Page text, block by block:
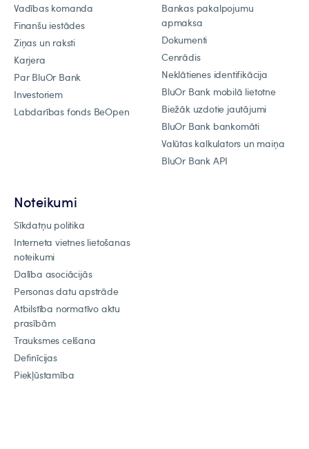
Vadības komanda
Finanšu iestādes
Ziņas un raksti
Karjera
Par BluOr Bank
Investoriem
Labdarības fonds BeOpen
Bankas pakalpojumu
apmaksa
Dokumenti
Cenrādis
Neklātienes identifikācija
BluOr Bank mobilā lietotne
Biežāk uzdotie jautājumi
BluOr Bank bankomāti
Valūtas kalkulators un maiņa
BluOr Bank API
Noteikumi
Sīkdatņu politika
Interneta vietnes lietošanas
noteikumi
Dalība asociācijās
Personas datu apstrāde
Atbilstība normatīvo aktu
prasībām
Trauksmes celšana
Definīcijas
Piekļūstamība